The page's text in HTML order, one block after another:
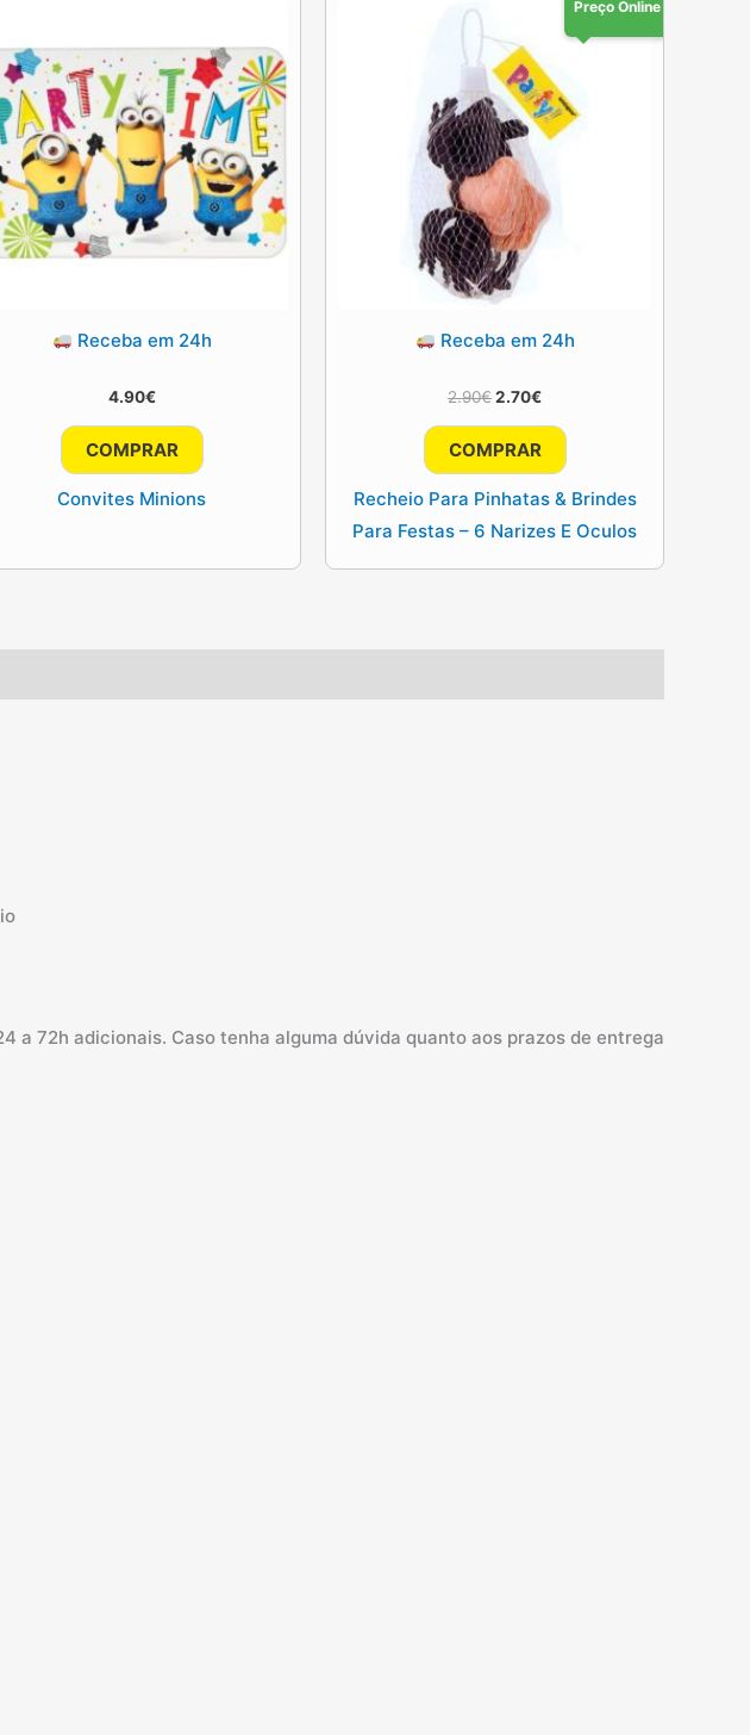
Receba em 24h
4.90€
COMPRAR
Convites Minions
Preço Online
Receba em 24h
2.90€O
era:
2.90€.
2.70€O
atual
é:
2.70€.
COMPRAR
Recheio Para Pinhatas & Brindes
Para Festas – 6 Narizes E Oculos
a 72h adicionais. Caso tenha alguma dúvida quanto aos prazos de entrega